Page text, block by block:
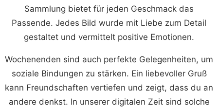
Sammlung bietet für jeden Geschmack das
Passende. Jedes Bild wurde mit Liebe zum Detail
gestaltet und vermittelt positive Emotionen.
Wochenenden sind auch perfekte Gelegenheiten, um
soziale Bindungen zu stärken. Ein liebevoller Gruß
kann Freundschaften vertiefen und zeigt, dass du an
andere denkst. In unserer digitalen Zeit sind solche